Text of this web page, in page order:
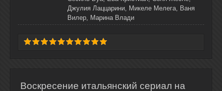
Джулия Лаццарини, Микеле Мелега, Ваня
Вилер, Марина Влади
Воскресение итальянский сериал на